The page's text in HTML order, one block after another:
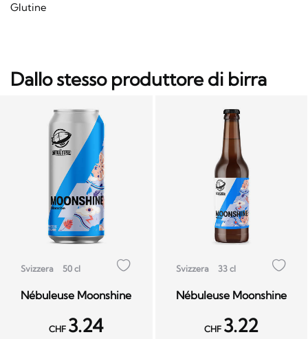
Glutine
Dallo stesso produttore di birra
Svizzera 50 cl
Nébuleuse Moonshine
CHF 3.24
Svizzera 33 cl
Nébuleuse Moonshine
CHF 3.22